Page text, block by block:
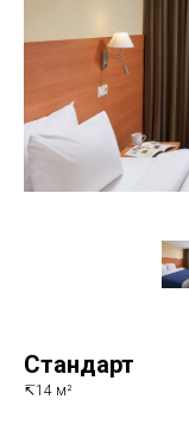
Стандарт
↸14 м²